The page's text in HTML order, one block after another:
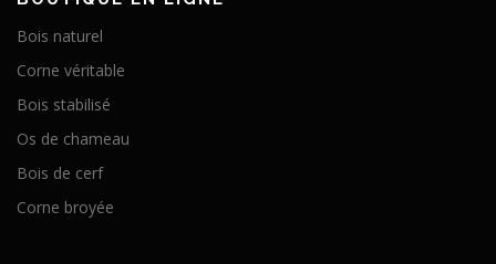
Bois naturel
Corne véritable
Bois stabilisé
Os de chameau
Bois de cerf
Corne broyée